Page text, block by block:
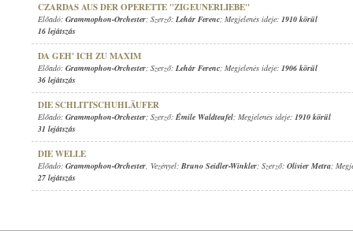
CZARDAS AUS DER OPERETTE "ZIGEUNERLIEBE"
Előadó: Grammophon-Orchester; Szerző: Lehár Ferenc; Megjelenés ideje: 1910 körül
16 lejátszás
DA GEH' ICH ZU MAXIM
Előadó: Grammophon-Orchester; Szerző: Lehár Ferenc; Megjelenés ideje: 1906 körül
36 lejátszás
DIE SCHLITTSCHUHLÄUFER
Előadó: Grammophon-Orchester; Szerző: Émile Waldteufel; Megjelenés ideje: 1910 körül
31 lejátszás
DIE WELLE
Előadó: Grammophon-Orchester, Vezényel: Bruno Seidler-Winkler; Szerző: Olivier Metra;
27 lejátszás